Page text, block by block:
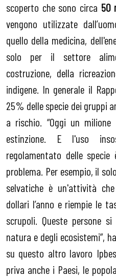
scoperto che sono circa 50
vengono utilizzate
quello della medicina,
solo per il settore
costruzione, della
indigene. In generale il
25% delle specie dei gruppi
a rischio. “Oggi un
estinzione. E l'uso
regolamentato delle
problema. Per esempio, il
selvatiche è un'attività
dollari l’anno e riempie le
scrupoli. Queste persone
natura e degli ecosistemi”,
su questo altro lavoro
priva anche i Paesi, le